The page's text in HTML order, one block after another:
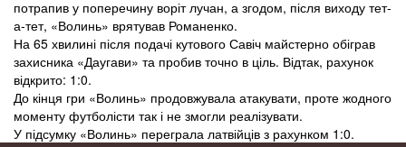
потрапив у поперечину воріт лучан, а згодом, після виходу тет-
а-тет, «Волинь» врятував Романенко.
На 65 хвилині після подачі кутового Савіч майстерно обіграв
захисника «Даугави» та пробив точно в ціль. Відтак, рахунок
відкрито: 1:0.
До кінця гри «Волинь» продовжувала атакувати, проте жодного
моменту футболісти так і не змогли реалізувати.
У підсумку «Волинь» переграла латвійців з рахунком 1:0.